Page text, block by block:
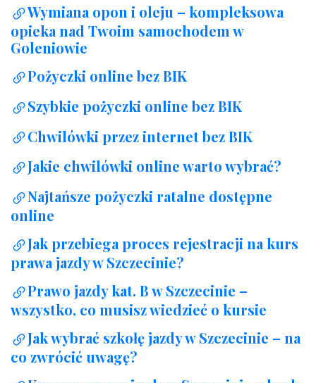
Wymiana opon i oleju – kompleksowa
opieka nad Twoim samochodem w
Goleniowie
Pożyczki online bez BIK
Szybkie pożyczki online bez BIK
Chwilówki przez internet bez BIK
Jakie chwilówki online warto wybrać?
Najtańsze pożyczki ratalne dostępne
online
Jak przebiega proces rejestracji na kurs
prawa jazdy w Szczecinie?
Prawo jazdy kat. B w Szczecinie –
wszystko, co musisz wiedzieć o kursie
Jak wybrać szkołę jazdy w Szczecinie – na
co zwrócić uwagę?